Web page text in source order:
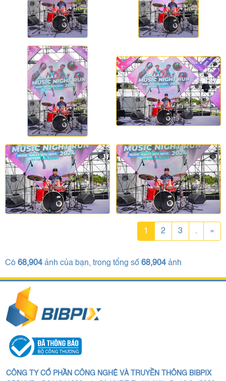
1 2 3 . »
Có 68,904 ảnh của bạn, trong tổng số 68,904 ảnh
CÔNG TY CỔ PHẦN CÔNG NGHỆ VÀ TRUYỀN THÔNG BIBPIX